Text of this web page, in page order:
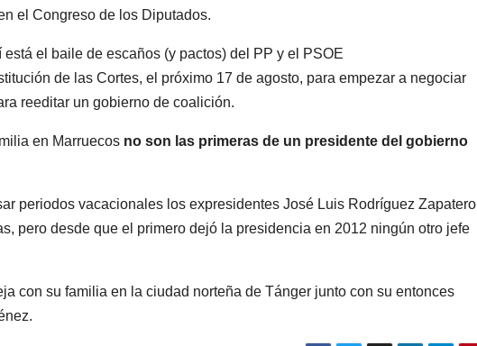
el baile de escaños (y pactos) del PP y el PSOE
de las Cortes, el próximo 17 de agosto, para empezar a negociar
reeditar un gobierno de coalición.
en Marruecos no son las primeras de un presidente del gobierno
periodos vacacionales los expresidentes José Luis Rodríguez Zapatero
pero desde que el primero dejó la presidencia en 2012 ningún otro jefe
con su familia en la ciudad norteña de Tánger junto con su entonces